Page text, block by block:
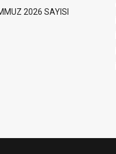
2026 SAYISI